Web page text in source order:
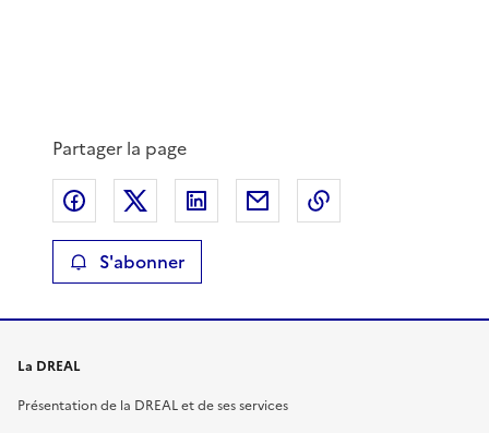
Partager la page
Partager sur Facebook
Partager sur XPartager sur LinkedIn
Partager par email
S'abonner
La DREAL
Présentation de la DREAL et de ses services